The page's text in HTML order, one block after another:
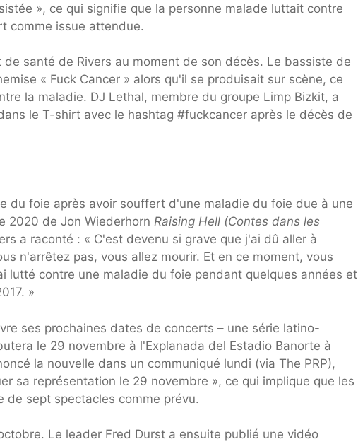
», ce qui signifie que la personne malade luttait contre
comme issue attendue.
santé de Rivers au moment de son décès. Le bassiste de
« Fuck Cancer » alors qu'il se produisait sur scène, ce
la maladie. DJ Lethal, membre du groupe Limp Bizkit, a
le T-shirt avec le hashtag #fuckcancer après le décès de
du foie après avoir souffert d'une maladie du foie due à une
2020 de Jon Wiederhorn Raising Hell (Contes dans les
a raconté : « C'est devenu si grave que j'ai dû aller à
n'arrêtez pas, vous allez mourir. Et en ce moment, vous
lutté contre une maladie du foie pendant quelques années et
»
ses prochaines dates de concerts – une série latino-
le 29 novembre à l'Explanada del Estadio Banorte à
la nouvelle dans un communiqué lundi (via The PRP),
sa représentation le 29 novembre », ce qui implique que les
sept spectacles comme prévu.
Le leader Fred Durst a ensuite publié une vidéo